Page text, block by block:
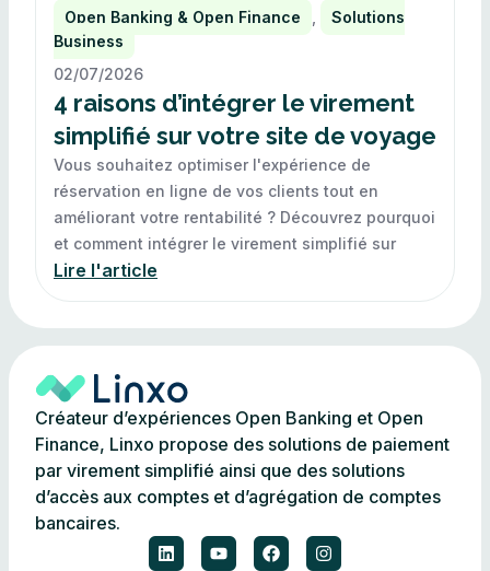
Open Banking & Open Finance
Solutions
Business
02/07/2026
4 raisons d’intégrer le virement
simplifié sur votre site de voyage
Vous souhaitez optimiser l'expérience de
réservation en ligne de vos clients tout en
améliorant votre rentabilité ? Découvrez pourquoi
et comment intégrer le virement simplifié sur
Lire l'article
Créateur d’expériences Open Banking et Open
Finance, Linxo propose des solutions de paiement
par virement simplifié ainsi que des solutions
d’accès aux comptes et d’agrégation de comptes
bancaires.